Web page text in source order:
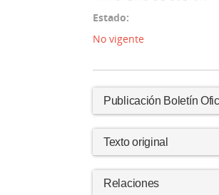
Estado:
No vigente
Publicación Boletín
Texto original
Relaciones